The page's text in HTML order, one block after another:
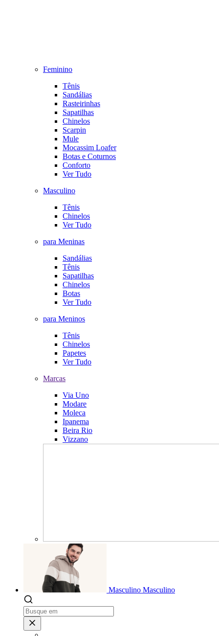
Feminino
Tênis
Sandálias
Rasteirinhas
Sapatilhas
Chinelos
Scarpin
Mule
Mocassim Loafer
Botas e Coturnos
Conforto
Ver Tudo
Masculino
Tênis
Chinelos
Ver Tudo
para Meninas
Sandálias
Tênis
Sapatilhas
Chinelos
Botas
Ver Tudo
para Meninos
Tênis
Chinelos
Papetes
Ver Tudo
Marcas
Via Uno
Modare
Moleca
Ipanema
Beira Rio
Vizzano
Masculino Masculino